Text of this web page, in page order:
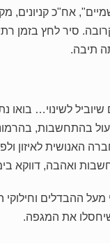
אח"כ קניונים,
סיר לחץ בזמן
תיבה.
לשינוי… בואו
בהתחשבות,
האנושית לאיזון
ואהבה, דווקא
ההבדלים וחילוקי
את המגפה.